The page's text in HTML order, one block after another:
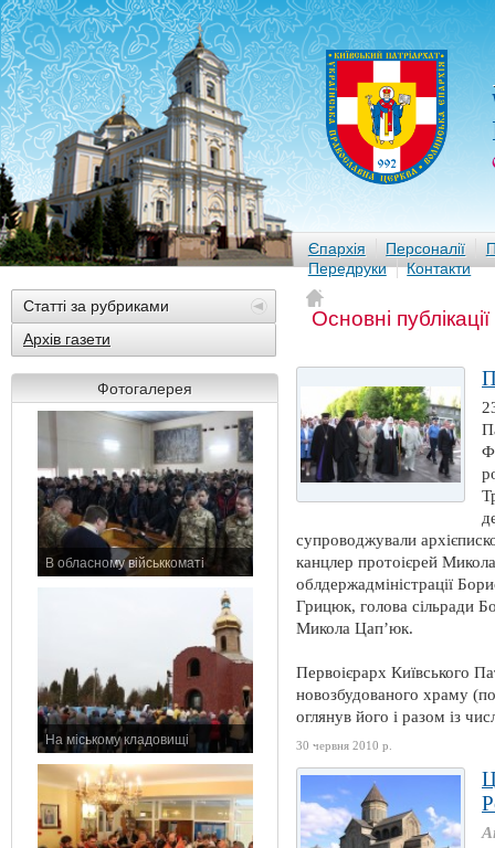
Єпархія Персоналії
Передруки
Контакти
Статті за рубриками
Архів газети
Фотогалерея
В обласному військкоматі
На міському кладовищі
Основні
супроводжували
канцлер протоієрей
облдержадміністрації
Грицюк, голова сільради
Микола Цап’юк.
Первоієрарх Київського
новозбудованого храму
оглянув його і разом із
30 червня 2010 р.